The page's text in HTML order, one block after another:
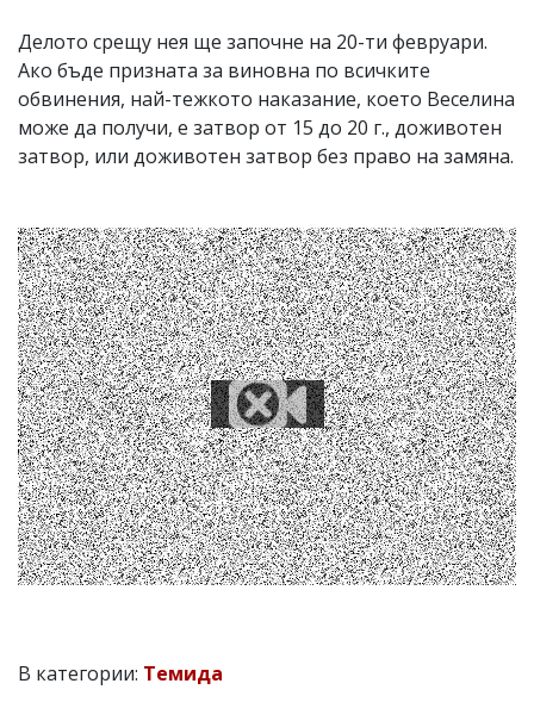
Делото срещу нея ще започне на 20-ти февруари.
Ако бъде призната за виновна по всичките
обвинения, най-тежкото наказание, което Веселина
може да получи, е затвор от 15 до 20 г., доживотен
затвор, или доживотен затвор без право на замяна.
В категории: Темида